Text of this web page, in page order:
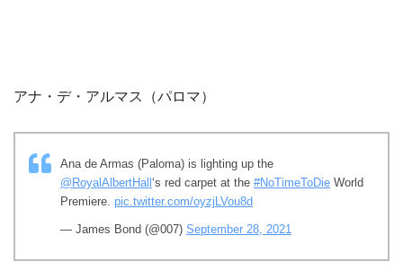
アナ・デ・アルマス（パロマ）
Ana de Armas (Paloma) is lighting up the
@RoyalAlbertHall ‘s red carpet at the #NoTimeToDie World
Premiere. pic.twitter.com/oyzjLVou8d
— James Bond (@007) September 28, 2021